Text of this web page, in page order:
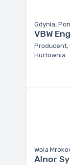
Gdynia,
VBW
Producent,
Hurtownia
Wola
Alnor